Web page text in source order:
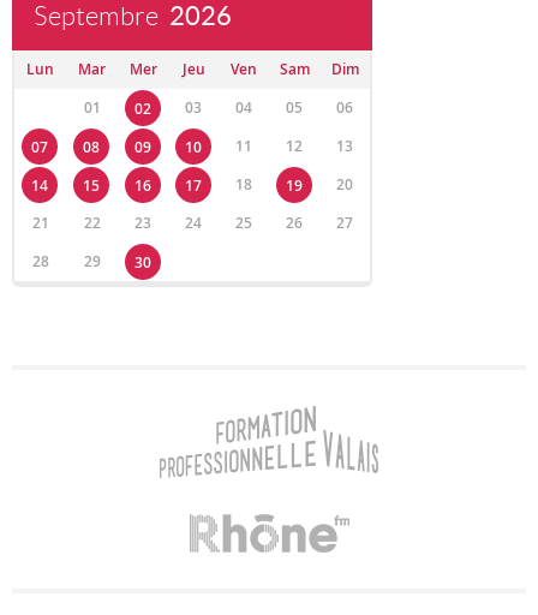
Septembre 2026
Lun Mar Mer Jeu Ven Sam
Dim
01
02 03 04 05
06
07
08 09 10 11 12
13
14
15 16 17 18 19
20
21
22 23 24 25 26
27
28
29 30